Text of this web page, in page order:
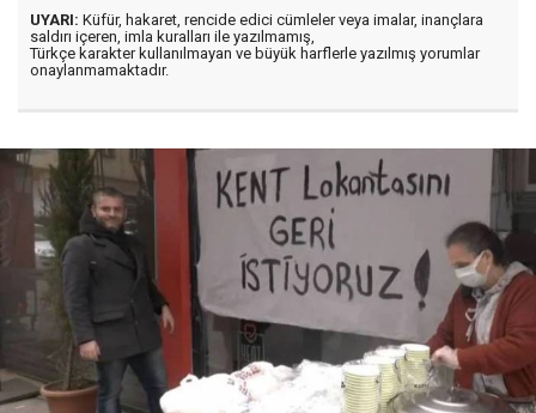
UYARI: Küfür, hakaret, rencide edici cümleler veya imalar, inançlara
saldırı içeren, imla kuralları ile yazılmamış,
Türkçe karakter kullanılmayan ve büyük harflerle yazılmış yorumlar
onaylanmamaktadır.